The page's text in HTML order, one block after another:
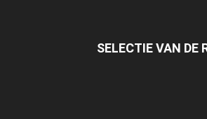
SELECTIE VAN DE